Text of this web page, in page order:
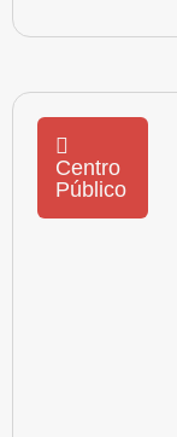
Centro
Público